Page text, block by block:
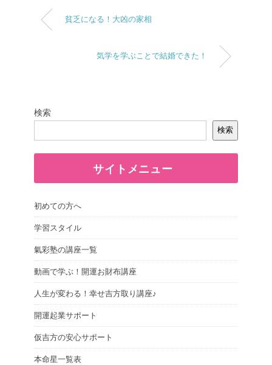
貧乏になる！大凶の家相
気学を学ぶことで結婚できた！
検索
検索
サイトメニュー
初めての方へ
学習スタイル
氣彩塾の講座一覧
動画で学ぶ！開運お財布講座
人生が変わる！幸せ吉方取り講座♪
開運起業サポート
仮吉方の安心サポート
本命星一覧表